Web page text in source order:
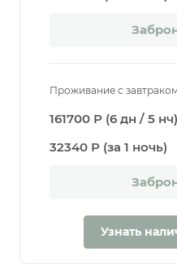
Проживание с
161700 Р (6 дн / 5 нч)
32340 Р (за 1 ночь)
Узнать